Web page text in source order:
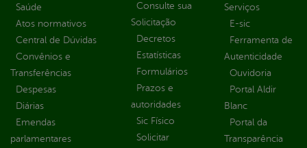
Saúde
Atos normativos
Central de Dúvidas
Convênios e
Transferências
Despesas
Diárias
Emendas
parlamentares
Consulte sua
Solicitação
Decretos
Estatísticas
Formulários
Prazos e
autoridades
Sic Físico
Solicitar
Serviços
E-sic
Ferramenta de
Autenticidade
Ouvidoria
Portal Aldir
Blanc
Portal da
Transparência